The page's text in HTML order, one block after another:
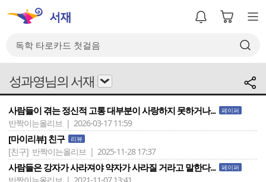
성과영님의 서재
사람들이 겪는 정신적 고통 대부분이 사랑하지 못하거나... 페이퍼
반짝이는올리브 | 2026-03-17 11:59
[마이리뷰] 친구 리뷰
[친구] 반짝이는올리브 | 2025-11-28 17:37
사람들은 강자가 사라져야 약자가 사라질 거라고 말한다... 페이퍼